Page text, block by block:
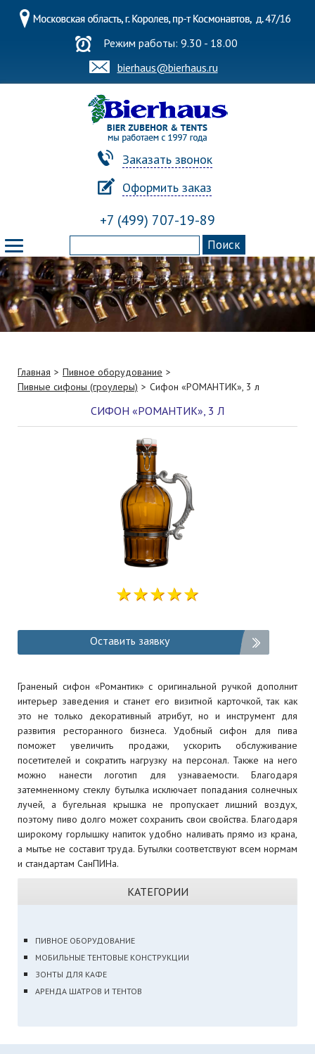
Режим работы: 9.30 - 18.00
bierhaus@bierhaus.ru
Заказать звонок
Оформить заказ
+7 (499) 707-19-89
Главная
Пивное оборудование
Пивные сифоны (гроулеры)
Сифон «РОМАНТИК», 3 л
СИФОН «РОМАНТИК», 3 Л
Оставить заявку
Граненый сифон «Романтик» с оригинальной ручкой дополнит
интерьер заведения и станет его визитной карточкой, так как
это не только декоративный атрибут, но и инструмент для
развития ресторанного бизнеса. Удобный сифон для пива
поможет увеличить продажи, ускорить обслуживание
посетителей и сократить нагрузку на персонал. Также на него
можно нанести логотип для узнаваемости. Благодаря
затемненному стеклу бутылка исключает попадания солнечных
лучей, а бугельная крышка не пропускает лишний воздух,
поэтому пиво долго может сохранить свои свойства. Благодаря
широкому горлышку напиток удобно наливать прямо из крана,
а мытье не составит труда. Бутылки соответствуют всем нормам
и стандартам СанПИНа.
КАТЕГОРИИ
ПИВНОЕ ОБОРУДОВАНИЕ
МОБИЛЬНЫЕ ТЕНТОВЫЕ КОНСТРУКЦИИ
ЗОНТЫ ДЛЯ КАФЕ
АРЕНДА ШАТРОВ И ТЕНТОВ